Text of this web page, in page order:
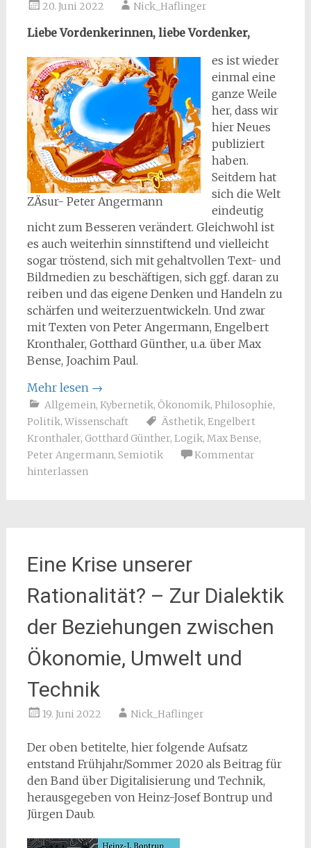
20. Juni 2022 Nick_Haflinger
Liebe Vordenkerinnen, liebe Vordenker,
ZÄsur- Peter Angermann
es ist wieder
einmal eine
ganze Weile
her, dass wir
hier Neues
publiziert
haben.
Seitdem hat
sich die Welt
eindeutig
nicht zum Besseren verändert. Gleichwohl ist
es auch weiterhin sinnstiftend und vielleicht
sogar tröstend, sich mit gehaltvollen Text- und
Bildmedien zu beschäftigen, sich ggf. daran zu
reiben und das eigene Denken und Handeln zu
schärfen und weiterzuentwickeln. Und zwar
mit Texten von Peter Angermann, Engelbert
Kronthaler, Gotthard Günther, u.a. über Max
Bense, Joachim Paul.
Mehr lesen →
Allgemein, Kybernetik, Ökonomik, Philosophie,
Politik, Wissenschaft Ästhetik, Engelbert
Kronthaler, Gotthard Günther, Logik, Max Bense,
Peter Angermann, Semiotik
Kommentar
hinterlassen
Eine Krise unserer
Rationalität? – Zur Dialektik
der Beziehungen zwischen
Ökonomie, Umwelt und
Technik
19. Juni 2022 Nick_Haflinger
Der oben betitelte, hier folgende Aufsatz
entstand Frühjahr/Sommer 2020 als Beitrag für
den Band über Digitalisierung und Technik,
herausgegeben von Heinz-Josef Bontrup und
Jürgen Daub.